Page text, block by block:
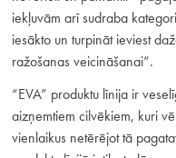
iekļuvām arī sudraba
iesākto un turpināt ieviest
ražošanas veicināšanai”.
“EVA” produktu līnija ir
aizņemtiem cilvēkiem, kuri
vienlaikus netērējot tā